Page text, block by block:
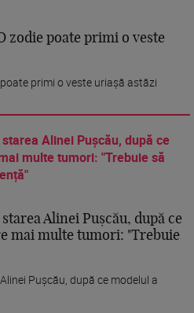
zodie poate primi o veste
primi o veste uriașă astăzi
Alinei Pușcău, după ce
mai multe tumori: "Trebuie
Pușcău, după ce modelul a